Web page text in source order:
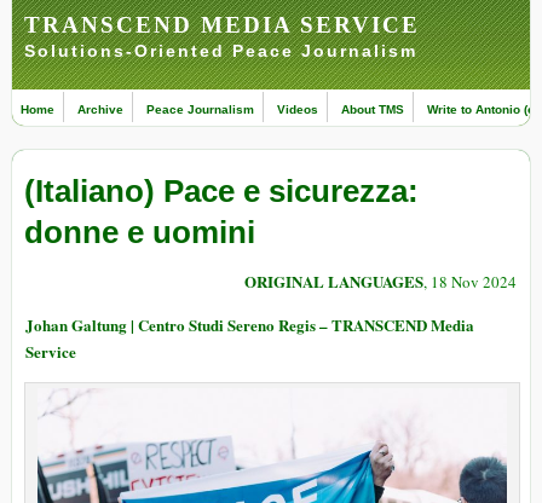
TRANSCEND MEDIA SERVICE
Solutions-Oriented Peace Journalism
Home Archive Peace Journalism Videos About TMS Write to Antonio
(Italiano) Pace e sicurezza:
donne e uomini
ORIGINAL LANGUAGES, 18 Nov 2024
Johan Galtung | Centro Studi Sereno Regis – TRANSCEND Media
Service